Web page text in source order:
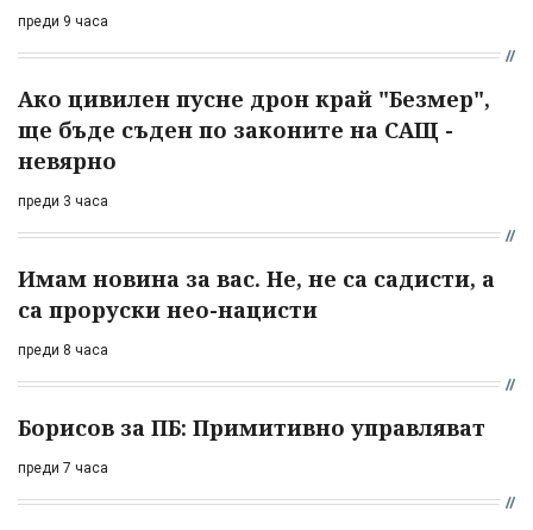
преди 9 часа
Ако цивилен пусне дрон край "Безмер",
ще бъде съден по законите на САЩ -
невярно
преди 3 часа
Имам новина за вас. Не, не са садисти, а
са проруски нео-нацисти
преди 8 часа
Борисов за ПБ: Примитивно управляват
преди 7 часа